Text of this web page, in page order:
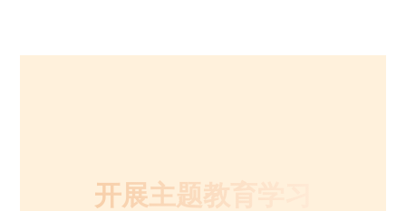
开展主题教育学习